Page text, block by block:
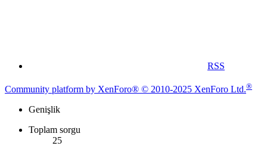
RSS
Community platform by XenForo® © 2010-2025 XenForo Ltd.®
Genişlik
Toplam sorgu
25